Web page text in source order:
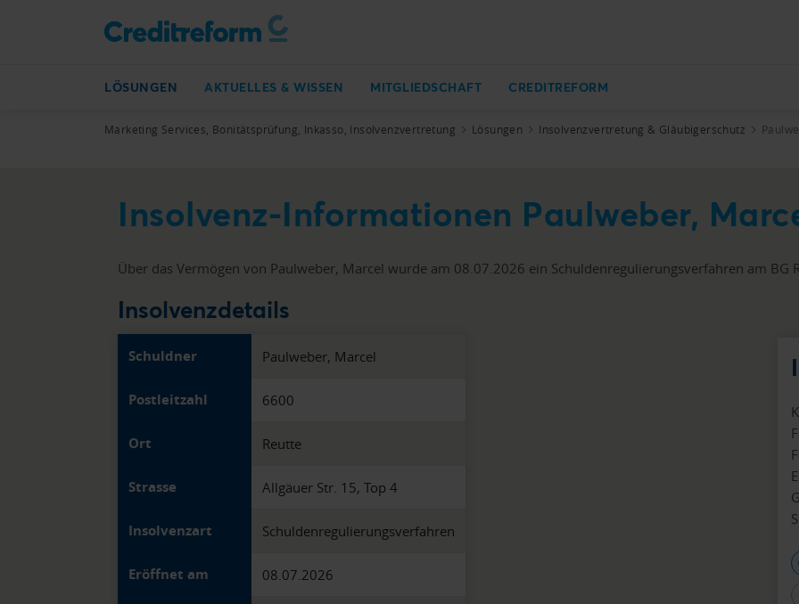
LÖSUNGEN AKTUELLES & WISSEN MITGLIEDSCHAFT CREDITREFORM
Marketing Services, Bonitätsprüfung, Inkasso, Insolvenzvertretung Lösungen Insolvenzvertretung & Gläubigerschutz
Insolvenz-Informationen Paulweber,
Über das Vermögen von Paulweber, Marcel wurde am 08.07.2026 ein Schuldenregulierungsverfahren am BG
Insolvenzdetails
Schuldner Paulweber, Marcel
Postleitzahl 6600
Ort Reutte
Strasse Allgäuer Str. 15, Top 4
Insolvenzart Schuldenregulierungsverfahren
Eröffnet am 08.07.2026